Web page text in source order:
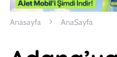
Anasayfa AnaSayfa